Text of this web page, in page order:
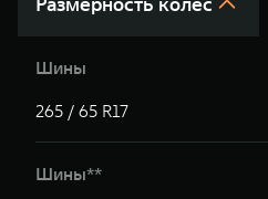
Шины
265 / 65 R17
Шины**